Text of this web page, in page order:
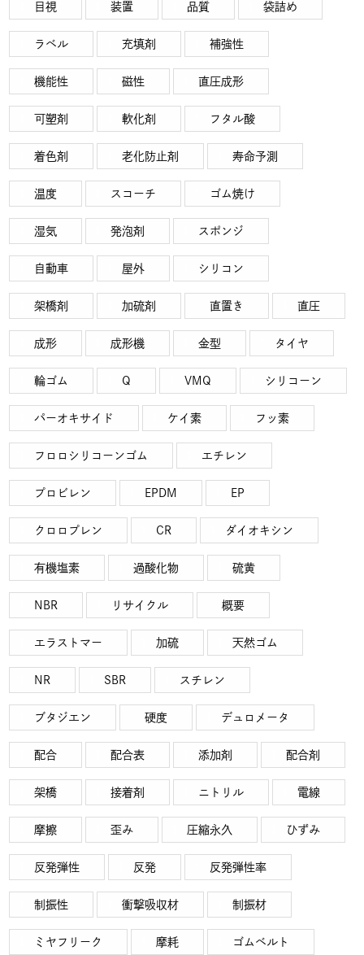
目視 装置 品質 袋詰め
ラベル 充填剤 補強性
機能性 磁性 直圧成形
可塑剤 軟化剤 フタル酸
着色剤 老化防止剤 寿命予測
温度 スコーチ ゴム焼け
湿気 発泡剤 スポンジ
自動車 屋外 シリコン
架橋剤 加硫剤 直置き 直圧
成形 成形機 金型 タイヤ
輪ゴム Q VMQ シリコーン
パーオキサイド ケイ素 フッ素
フロロシリコーンゴム エチレン
プロビレン EPDM EP
クロロプレン CR ダイオキシン
有機塩素 過酸化物 硫黄
NBR リサイクル 概要
エラストマー 加硫 天然ゴム
NR SBR スチレン
ブタジエン 硬度 デュロメータ
配合 配合表 添加剤 配合剤
架橋 接着剤 ニトリル 電線
摩擦 歪み 圧縮永久 ひずみ
反発弾性 反発 反発弾性率
制振性 衝撃吸収材 制振材
ミヤフリーク 摩耗 ゴムベルト